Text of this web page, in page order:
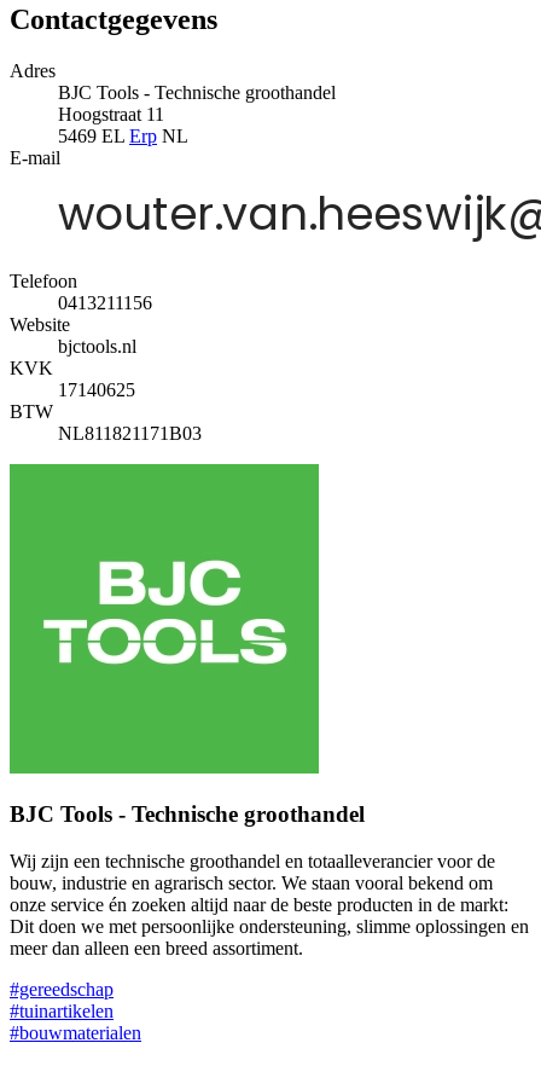
Contactgegevens
Adres
BJC Tools - Technische groothandel
Hoogstraat 11
5469 EL Erp NL
E-mail
Telefoon
0413211156
Website
bjctools.nl
KVK
17140625
BTW
NL811821171B03
BJC Tools - Technische groothandel
Wij zijn een technische groothandel en totaalleverancier voor de
bouw, industrie en agrarisch sector. We staan vooral bekend om
onze service én zoeken altijd naar de beste producten in de markt:
Dit doen we met persoonlijke ondersteuning, slimme oplossingen en
meer dan alleen een breed assortiment.
#gereedschap
#tuinartikelen
#bouwmaterialen